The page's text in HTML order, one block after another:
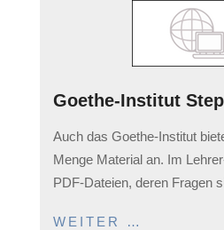
Goethe-Institut
04-
05
Auch das Goethe-Institut
Menge Material an. Im
PDF-Dateien, deren Fragen
WEITER …